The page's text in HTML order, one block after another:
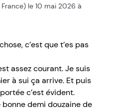
le 10 mai 2026 à
c’est que t’es pas
assez courant. Je suis
à sui ça arrive. Et puis
c’est évident.
bonne demi douzaine de